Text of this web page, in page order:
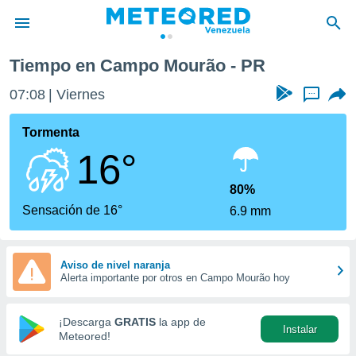
de
ha
para
que se
calidad.
a este
las
y
forma
digital
basada
Tiempo en Campo Mourão - PR
07:08 Viernes ...
Tormenta
16°
Sensación de 16°
80%
6.9 mm
Aviso de nivel naranja
Alerta importante por otros en Campo Mourão hoy
¡Descarga GRATIS la app de
Meteored!
Instalar